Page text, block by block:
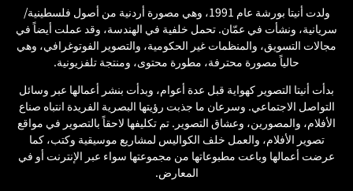
ولدت أنيتا بورشة عام 1991، وهي مصورة أردنية من أصول فلسطينية/
سريانية، ونشأت في عمّان. تحمل خلفية في الهندسة، وقد عملت أيضاً في
مجالات التسويق، والمنظمات غير الحكومية، والتصوير الفوتوغرافي، وهي
حالياً مصورة محترفة، مطورة محتوى، ومنتجة تلفزيونية.
بدأت أنيتا التصوير كهواية قبل عدة أعوام، وبدأت بنشر أعمالها عبر وسائل
التواصل الاجتماعي. وسرعان ما جذبت رؤيتها البصرية الفريدة انتباه صناع
الأفلام، والمصورين، وعشاق التصوير. تم تكليفها لاحقاً بالتصوير في مواقع
تصوير الأفلام، والعمل خلف الكواليس لمشاريع موسيقية وكتب، كما
عرضت أعمالها وباعت مطبوعاتها من مجموعتها سواء عبر الإنترنت أو في
المعارض.